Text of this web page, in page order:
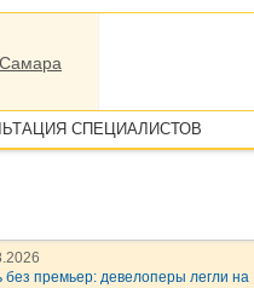
Самара
СПЕЦИАЛИСТОВ
без премьер: девелоперы легли на